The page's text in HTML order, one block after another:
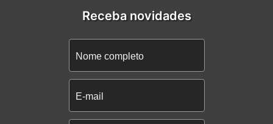
Receba novidades